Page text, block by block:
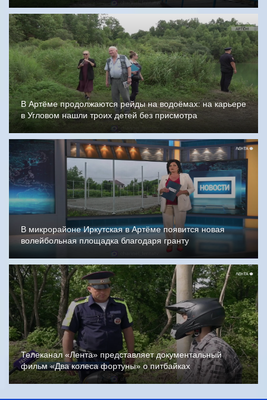
В Артёме продолжаются рейды на водоёмах: на карьере
в Угловом нашли троих детей без присмотра
В микрорайоне Иркутская в Артёме появится новая
волейбольная площадка благодаря гранту
Телеканал «Лента» представляет документальный
фильм «Два колеса фортуны» о питбайках